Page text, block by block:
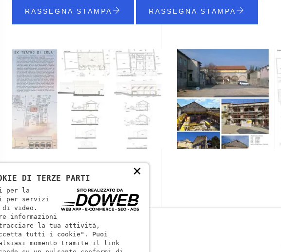
RASSEGNA STAMPA RASSEGNA STAMPA
×
DI TERZE PARTI
per la
per servizi
di video.
informazioni
la tua attività,
tutti i cookie". Puoi
momento tramite il link